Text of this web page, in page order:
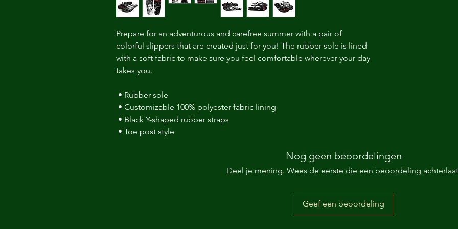
Prepare for an adventurous and carefree summer with a pair of
colorful slippers that are created just for you! The rubber sole is lined
with a soft fabric to make sure you feel comfortable wherever your day
takes you.
• Rubber sole
• Customizable 100% polyester fabric lining
• Black Y-shaped rubber straps
• Toe post style
Nog geen beoordelingen
Deel je mening. Wees de eerste die een beoordeling
Geef een beoordeling